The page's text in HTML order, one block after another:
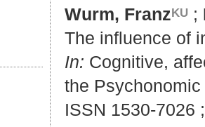
Wurm, Franz ;
The influence of
In: Cognitive,
the
ISSN 1530-7026